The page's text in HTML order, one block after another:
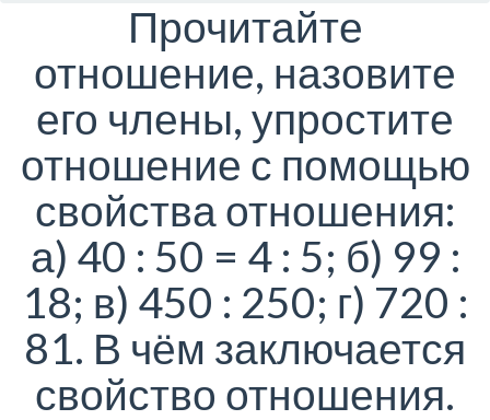
Прочитайте
отношение, назовите
его члены, упростите
отношение с помощью
свойства отношения:
а) 40 : 50 = 4 : 5; б) 99 :
18; в) 450 : 250; г) 720 :
81. В чём заключается
свойство отношения.